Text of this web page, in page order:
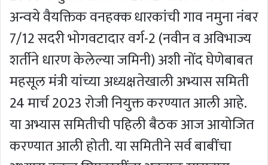
अन्वये वैयक्तिक वनहक्क धारकांची गाव नमुना नंबर
7/12 सदरी भोगवटादार वर्ग-2 (नवीन व अविभाज्य
शर्तीने धारण केलेल्या जमिनी) अशी नोंद घेणेबाबत
महसूल मंत्री यांच्या अध्यक्षतेखाली अभ्यास समिती
24 मार्च 2023 रोजी नियुक्त करण्यात आली आहे.
या अभ्यास समितीची पहिली बैठक आज आयोजित
करण्यात आली होती. या समितीने सर्व बाबींचा